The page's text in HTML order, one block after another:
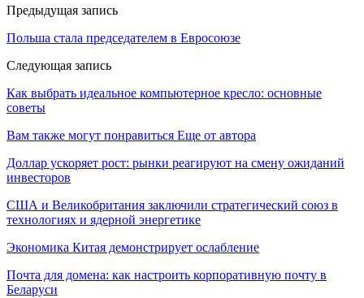
Предыдущая запись
Польша стала председателем в Евросоюзе
Следующая запись
Как выбрать идеальное компьютерное кресло: основные
советы
Вам также могут понравиться Еще от автора
Доллар ускоряет рост: рынки реагируют на смену ожиданий
инвесторов
США и Великобритания заключили стратегический союз в
технологиях и ядерной энергетике
Экономика Китая демонстрирует ослабление
Почта для домена: как настроить корпоративную почту в
Беларуси